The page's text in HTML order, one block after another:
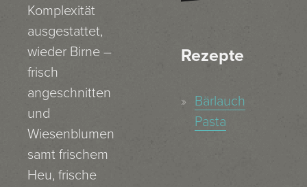
Komplexität
ausgestattet,
wieder Birne –
frisch
angeschnitten
und
Wiesenblumen
samt frischem
Heu, frische
Rezepte
Bärlauch
Pasta